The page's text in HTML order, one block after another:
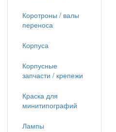
Коротроны / валы
переноса
Корпуса
Корпусные
запчасти / крепежи
Краска для
минитипографий
Лампы